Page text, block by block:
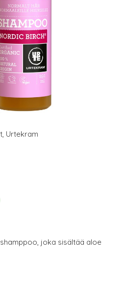
, Urtekram
joka sisältää aloe